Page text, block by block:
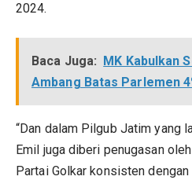
2024.
Baca Juga:
MK Kabulkan
Ambang Batas Parlemen
“Dan dalam Pilgub Jatim yang
Emil juga diberi penugasan
Partai Golkar konsisten